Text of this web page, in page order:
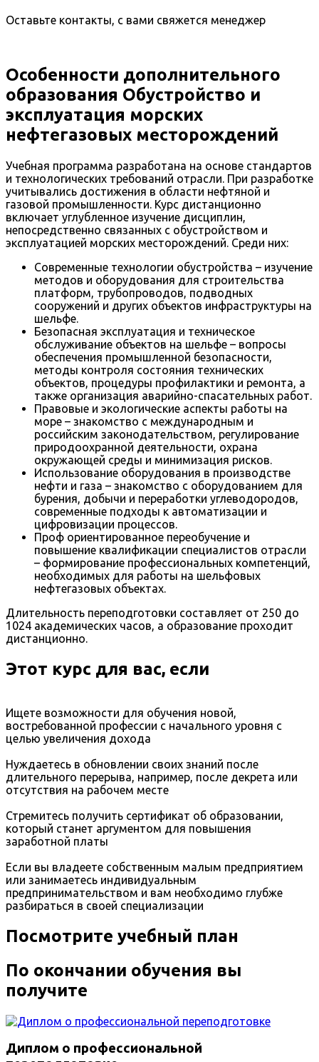
Оставьте контакты, с вами свяжется менеджер
Особенности дополнительного
образования Обустройство и
эксплуатация морских
нефтегазовых месторождений
Учебная программа разработана на основе стандартов
и технологических требований отрасли. При разработке
учитывались достижения в области нефтяной и
газовой промышленности. Курс дистанционно
включает углубленное изучение дисциплин,
непосредственно связанных с обустройством и
эксплуатацией морских месторождений. Среди них:
Современные технологии обустройства – изучение
методов и оборудования для строительства
платформ, трубопроводов, подводных
сооружений и других объектов инфраструктуры на
шельфе.
Безопасная эксплуатация и техническое
обслуживание объектов на шельфе – вопросы
обеспечения промышленной безопасности,
методы контроля состояния технических
объектов, процедуры профилактики и ремонта, а
также организация аварийно-спасательных работ.
Правовые и экологические аспекты работы на
море – знакомство с международным и
российским законодательством, регулирование
природоохранной деятельности, охрана
окружающей среды и минимизация рисков.
Использование оборудования в производстве
нефти и газа – знакомство с оборудованием для
бурения, добычи и переработки углеводородов,
современные подходы к автоматизации и
цифровизации процессов.
Проф ориентированное переобучение и
повышение квалификации специалистов отрасли
– формирование профессиональных компетенций,
необходимых для работы на шельфовых
нефтегазовых объектах.
Длительность переподготовки составляет от 250 до
1024 академических часов, а образование проходит
дистанционно.
Этот курс для вас, если
Ищете возможности для обучения новой,
востребованной профессии с начального уровня с
целью увеличения дохода
Нуждаетесь в обновлении своих знаний после
длительного перерыва, например, после декрета или
отсутствия на рабочем месте
Стремитесь получить сертификат об образовании,
который станет аргументом для повышения
заработной платы
Если вы владеете собственным малым предприятием
или занимаетесь индивидуальным
предпринимательством и вам необходимо глубже
разбираться в своей специализации
Посмотрите учебный план
По окончании обучения вы
получите
Диплом о профессиональной